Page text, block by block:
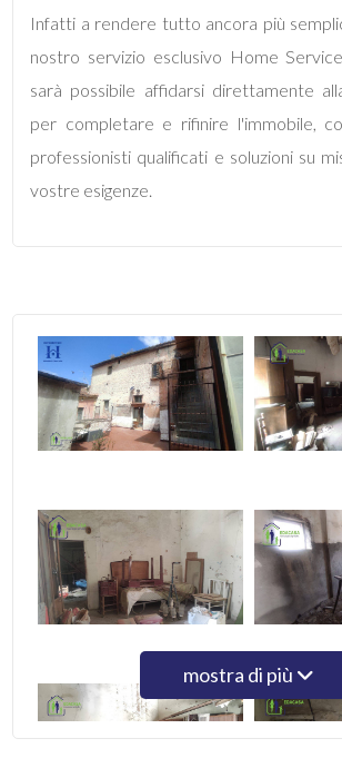
Infatti a rendere tutto ancora più
nostro servizio esclusivo Home
sarà possibile affidarsi direttamente
per completare e rifinire l'immobile,
professionisti qualificati e soluzioni su
vostre esigenze.
mostra di più
2
3
5+
Qualsiasi
1
2